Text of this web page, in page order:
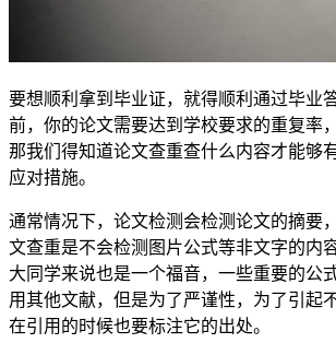
要想顺利拿到毕业证，就得顺利通过毕业
前，你的论文需要达到学校要求的重复率
那我们得知道论文查重查什么内容才能够
应对措施。
通常情况下，论文检测会检测论文的摘要
文查重是不会检测图片公式等非文字的内
大同学来说也是一个福音，一些重要的公
用其他文献，但是为了严谨性，为了引起
在引用的时候也要标注它的出处。